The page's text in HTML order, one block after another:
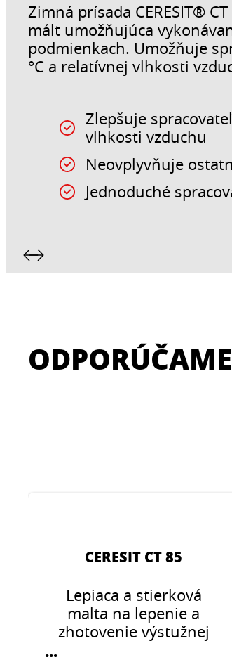
Zimná prísada CERESIT®
mált umožňujúca
podmienkach. Umožňuje
°C a relatívnej vlhkosti
Zlepšuje
vlhkosti vzduchu
Neovplyvňuje
Jednoduché
CERESIT CT 85
Lepiaca a stierková
malta na lepenie a
zhotovenie výstužnej
...